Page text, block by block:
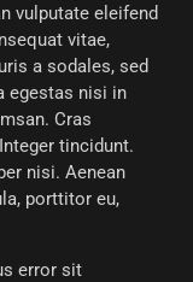
vulputate eleifend
vitae,
a sodales, sed
egestas nisi in
Cras
tincidunt.
nisi. Aenean
porttitor eu,
error sit